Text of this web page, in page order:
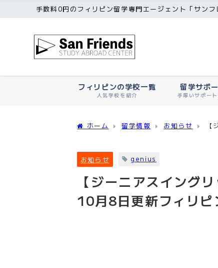
手数料0円のフィリピン留学専門エージェント「サンフ
フィリピンの学校一覧
人気学校を紹介
留学サポ
手厚いサポー
ホーム 留学情報 お知らせ
お知らせ genius
【ジーニアスイング
10月8日更新フィリピ